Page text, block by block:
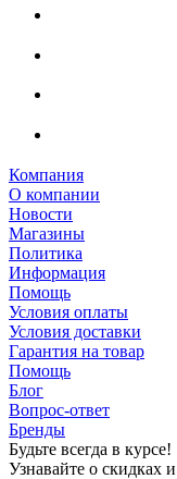
Компания
О компании
Новости
Магазины
Политика
Информация
Помощь
Условия оплаты
Условия доставки
Гарантия на товар
Помощь
Блог
Вопрос-ответ
Бренды
Будьте всегда в курсе!
Узнавайте о скидках